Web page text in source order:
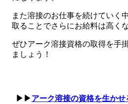
また溶接のお仕事を続けていく
取ることでさらにお給料は高く
ぜひアーク溶接資格の取得を手
ましょう！
▶▶アーク溶接の資格を生か